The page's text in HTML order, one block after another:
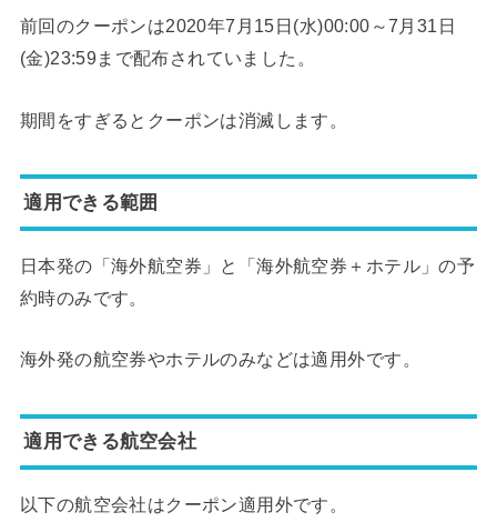
前回のクーポンは2020年7月15日(水)00:00～7月31日
(金)23:59まで配布されていました。
期間をすぎるとクーポンは消滅します。
適用できる範囲
日本発の「海外航空券」と「海外航空券＋ホテル」の予
約時のみです。
海外発の航空券やホテルのみなどは適用外です。
適用できる航空会社
以下の航空会社はクーポン適用外です。